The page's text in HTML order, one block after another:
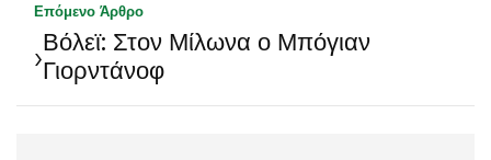
Επόμενο Άρθρο
›Βόλεϊ: Στον Μίλωνα ο Μπόγιαν
Γιορντάνοφ